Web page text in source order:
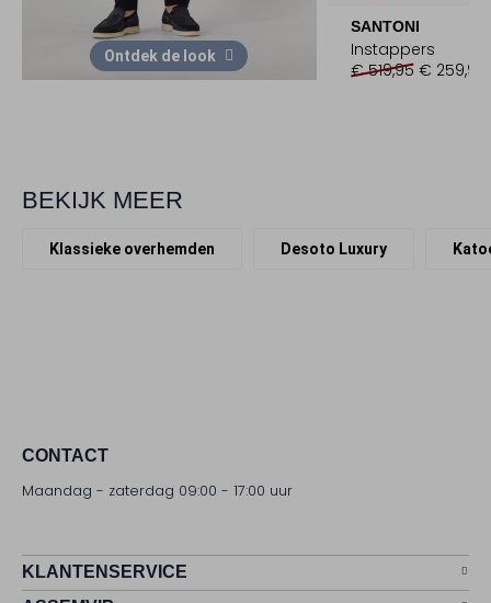
Ontdek de look
SANTONI
Instappers
€ 519,95 € 259,99
BEKIJK MEER
Klassieke overhemden Desoto Luxury
CONTACT
Maandag - zaterdag 09:00 - 17:00 uur
KLANTENSERVICE